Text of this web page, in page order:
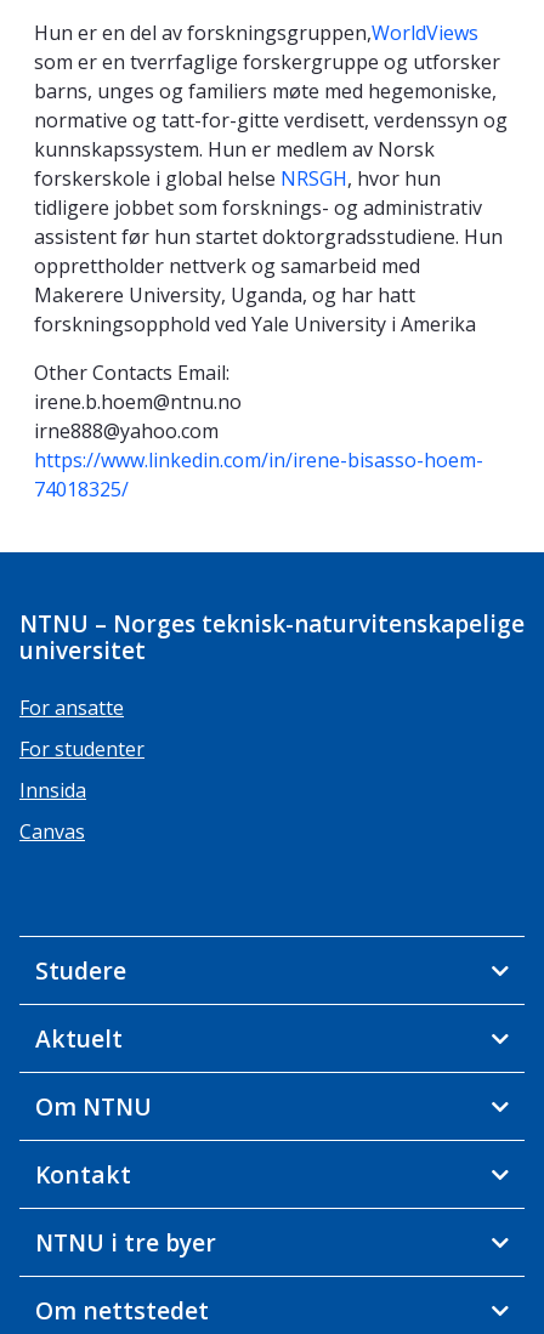
Hun er en del av forskningsgruppen,WorldViews
som er en tverrfaglige forskergruppe og utforsker
barns, unges og familiers møte med hegemoniske,
normative og tatt-for-gitte verdisett, verdenssyn og
kunnskapssystem. Hun er medlem av Norsk
forskerskole i global helse NRSGH, hvor hun
tidligere jobbet som forsknings- og administrativ
assistent før hun startet doktorgradsstudiene. Hun
opprettholder nettverk og samarbeid med
Makerere University, Uganda, og har hatt
forskningsopphold ved Yale University i Amerika
Other Contacts Email:
irene.b.hoem@ntnu.no
irne888@yahoo.com
https://www.linkedin.com/in/irene-bisasso-hoem-
74018325/
NTNU – Norges teknisk-naturvitenskapelige
universitet
For ansatte
For studenter
Innsida
Canvas
Studere
Aktuelt
Om NTNU
Kontakt
NTNU i tre byer
Om nettstedet